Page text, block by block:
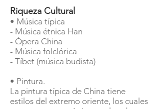
Riqueza Cultural
• Música típica
- Música étnica Han
- Ópera China
- Música folclórica
- Tíbet (música budista)
• Pintura.
La pintura típica de China tiene
estilos del extremo oriente, los cuales